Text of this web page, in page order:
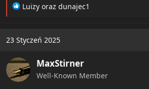
R
t
o
n
s
Luizy oraz dunajec1
23 Styczeń 2025
MaxStirner
Well-Known Member